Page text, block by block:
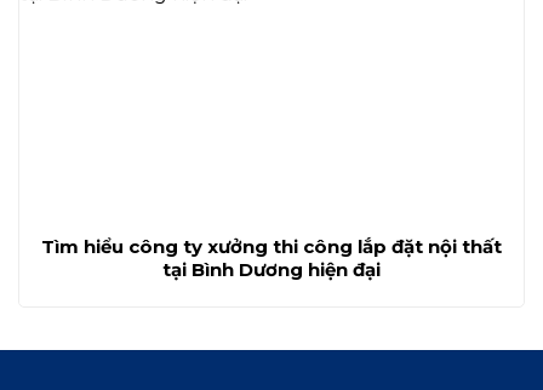
Tìm hiểu công ty xưởng thi công lắp đặt nội thất
tại Bình Dương hiện đại